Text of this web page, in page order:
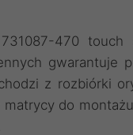
470
gwarantuje
z rozbiórki
do